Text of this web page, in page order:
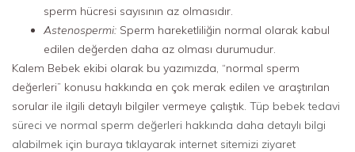
sperm hücresi sayısının az olmasıdır.
Astenospermi: Sperm hareketliliğin normal olarak kabul
edilen değerden daha az olması durumudur.
Kalem Bebek ekibi olarak bu yazımızda, “normal sperm
değerleri” konusu hakkında en çok merak edilen ve araştırılan
sorular ile ilgili detaylı bilgiler vermeye çalıştık. Tüp bebek tedavi
süreci ve normal sperm değerleri hakkında daha detaylı bilgi
alabilmek için buraya tıklayarak internet sitemizi ziyaret